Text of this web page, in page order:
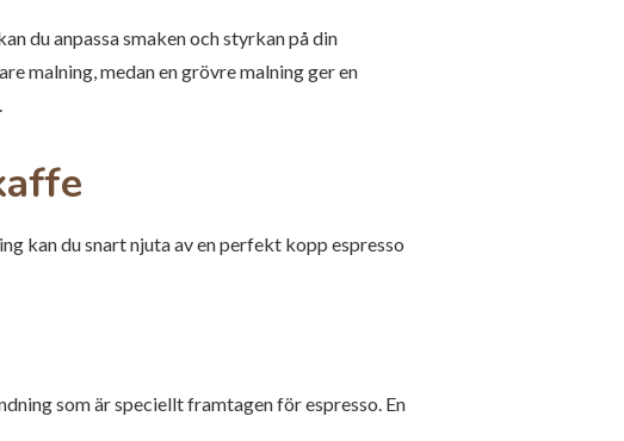
du anpassa smaken och styrkan på din
malning, medan en grövre malning ger en
kan du snart njuta av en perfekt kopp espresso
som är speciellt framtagen för espresso. En